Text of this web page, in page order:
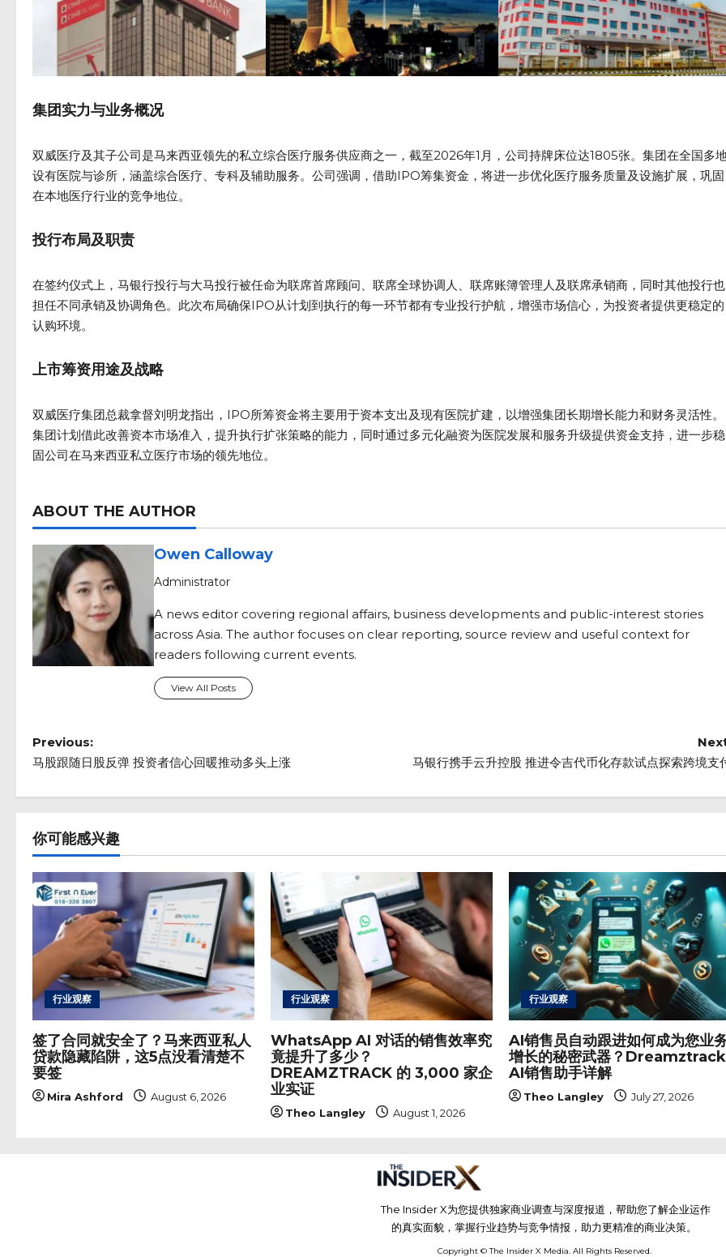
集团实力与业务概况
双威医疗及其子公司是马来西亚领先的私立综合医疗服务供应商之一，截至2026年1月，公司持牌床位达1805张。集团在全国多
设有医院与诊所，涵盖综合医疗、专科及辅助服务。公司强调，借助IPO筹集资金，将进一步优化医疗服务质量及设施扩展，巩固
在本地医疗行业的竞争地位。
投行布局及职责
在签约仪式上，马银行投行与大马投行被任命为联席首席顾问、联席全球协调人、联席账簿管理人及联席承销商，同时其他投行也
担任不同承销及协调角色。此次布局确保IPO从计划到执行的每一环节都有专业投行护航，增强市场信心，为投资者提供更稳定的
认购环境。
上市筹资用途及战略
双威医疗集团总裁拿督刘明龙指出，IPO所筹资金将主要用于资本支出及现有医院扩建，以增强集团长期增长能力和财务灵活性。
集团计划借此改善资本市场准入，提升执行扩张策略的能力，同时通过多元化融资为医院发展和服务升级提供资金支持，进一步稳
固公司在马来西亚私立医疗市场的领先地位。
ABOUT THE AUTHOR
Owen Calloway
Administrator
A news editor covering regional affairs, business developments and public-interest stories
across Asia. The author focuses on clear reporting, source review and useful context for
readers following current events.
View All Posts
P
o
t
a
v
i
g
i
n
Previous:
马股跟随日股反弹 投资者信心回暖推动多头上涨
马银行携手云升控股 推进令吉代币化存款试点探索跨境支
你可能感兴趣
行业观察
签了合同就安全了？马来西亚私人
贷款隐藏陷阱，这5点没看清楚不
要签
Mira Ashford August 6, 2026
行业观察
WhatsApp AI 对话的销售效率究
竟提升了多少？
DREAMZTRACK 的 3,000 家企
业实证
Theo Langley August 1, 2026
行业观察
AI销售员自动跟进如何成为您业
增长的秘密武器？Dreamztrack
AI销售助手详解
Theo Langley July 27, 2026
The Insider X为您提供独家商业调查与深度报道，帮助您了解企业运作
的真实面貌，掌握行业趋势与竞争情报，助力更精准的商业决策。
Copyright © The Insider X Media. All Rights Reserved.